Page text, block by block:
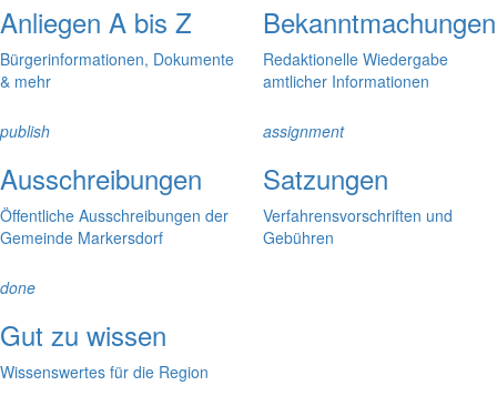
Anliegen A bis Z
Bürgerinformationen, Dokumente
& mehr
Bekanntmachungen
Redaktionelle Wiedergabe
amtlicher Informationen
publish
Ausschreibungen
Öffentliche Ausschreibungen der
Gemeinde Markersdorf
assignment
Satzungen
Verfahrensvorschriften und
Gebühren
done
Gut zu wissen
Wissenswertes für die Region